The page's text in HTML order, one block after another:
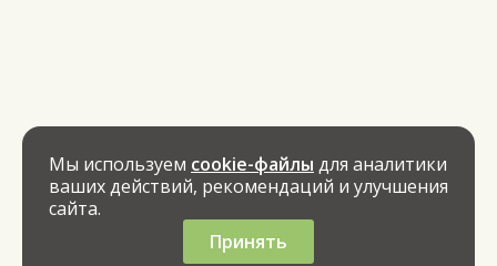
Мы используем cookie-файлы для аналитики
ваших действий, рекомендаций и улучшения
сайта.
Принять